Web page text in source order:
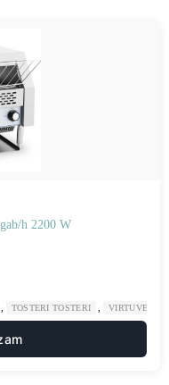
h 2200 W
TOSTERI TOSTERI VIRTUVE